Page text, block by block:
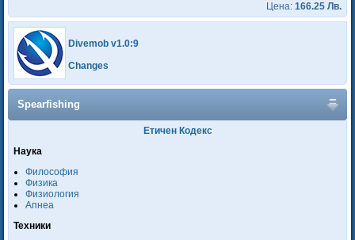
Цена: 166.25 Лв.
Divemob v1.0:9
Changes
Spearfishing
Етичен Кодекс
Наука
Философия
Физика
Физиология
Апнеа
Техники